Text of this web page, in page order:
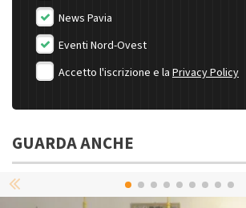
News Pavia
Eventi Nord-Ovest
Accetto l'iscrizione e la Privacy Policy
GUARDA ANCHE